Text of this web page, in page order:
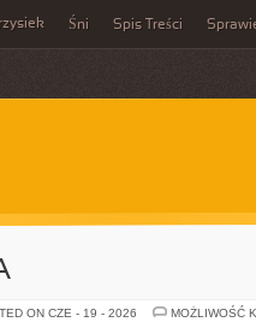
Śni Spis Treści
ON CZE - 19 - 2026
MOŻLIWOŚĆ